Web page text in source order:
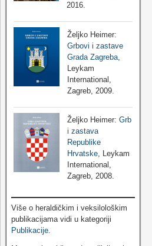
2016.
Željko Heimer:
Grbovi i zastave
Grada Zagreba
Leykam
International,
Zagreb, 2009.
Željko Heimer:Grb
i zastava
Republike
Hrvatske, Leykam
International,
Zagreb, 2008.
Više o heraldičkim i veksilološkim
publikacijama vidi u kategoriji
Publikacije